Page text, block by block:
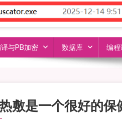
与PB加密 数据库 编
敷是一个很好的保